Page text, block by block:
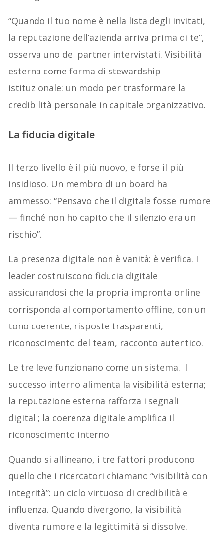
“Quando il tuo nome è nella lista degli invitati,
la reputazione dell’azienda arriva prima di te”,
osserva uno dei partner intervistati. Visibilità
esterna come forma di stewardship
istituzionale: un modo per trasformare la
credibilità personale in capitale organizzativo.
Lafiducia digitale
Il terzo livello è il più nuovo, e forse il più
insidioso. Un membro di un board ha
ammesso: “Pensavo che il digitale fosse rumore
— finché non ho capito che il silenzio era un
rischio”.
La presenza digitale non è vanità: è verifica. I
leader costruiscono fiducia digitale
assicurandosi che la propria impronta online
corrisponda al comportamento offline, con un
tono coerente, risposte trasparenti,
riconoscimento del team, racconto autentico.
Le tre leve funzionano come un sistema. Il
successo interno alimenta la visibilità esterna;
la reputazione esterna rafforza i segnali
digitali; la coerenza digitale amplifica il
riconoscimento interno.
Quando si allineano, i tre fattori producono
quello che i ricercatori chiamano “visibilità con
integrità”: un ciclo virtuoso di credibilità e
influenza. Quando divergono, la visibilità
diventa rumore e la legittimità si dissolve.